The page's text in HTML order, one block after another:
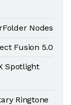
Nodes
Fusion 5.0
Spotlight
Ringtone